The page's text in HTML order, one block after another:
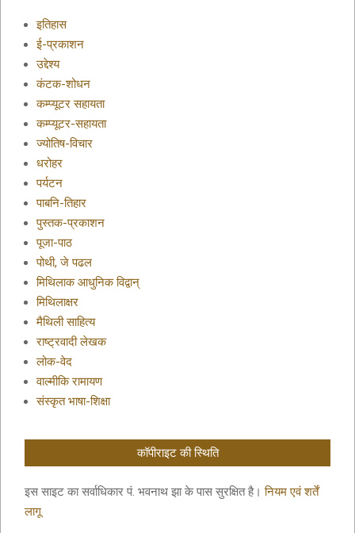
इतिहास
ई-प्रकाशन
उद्देश्य
कंटक-शोधन
कम्प्यूटर सहायता
कम्प्यूटर-सहायता
ज्योतिष-विचार
धरोहर
पर्यटन
पाबनि-तिहार
पुस्तक-प्रकाशन
पूजा-पाठ
पोथी, जे पढल
मिथिलाक आधुनिक विद्वान्
मिथिलाक्षर
मैथिली साहित्य
राष्ट्रवादी लेखक
लोक-वेद
वाल्मीकि रामायण
संस्कृत भाषा-शिक्षा
कॉपीराइट की स्थिति
इस साइट का सर्वाधिकार पं. भवनाथ झा के पास सुरक्षित है।नियम एवं शर्तें
लागू